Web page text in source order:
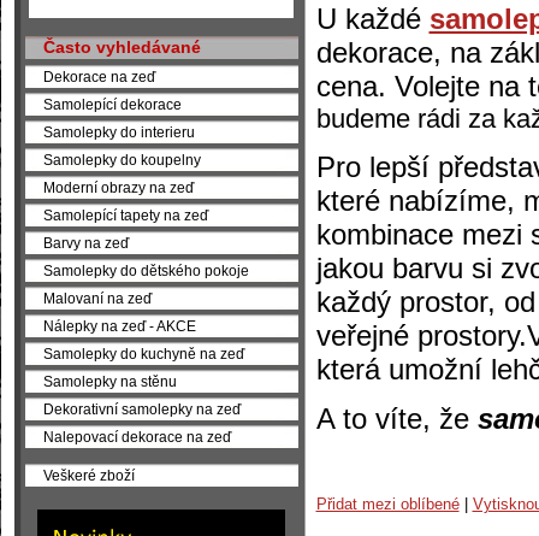
U každé
dekorace, na
cena. Volejte na
budeme rádi za
Pro lepší
které nabízíme,
kombinace mezi
jakou barvu si
každý prostor,
veřejné
která umožní
A to víte, že
Přidat mezi oblíbené|
Často vyhledávané
Dekorace na zeď
Samolepící dekorace
Samolepky do interieru
Samolepky do koupelny
Moderní obrazy na zeď
Samolepící tapety na zeď
Barvy na zeď
Samolepky do dětského pokoje
Malovaní na zeď
Nálepky na zeď - AKCE
Samolepky do kuchyně na zeď
Samolepky na stěnu
Dekorativní samolepky na zeď
Nalepovací dekorace na zeď
Veškeré zboží